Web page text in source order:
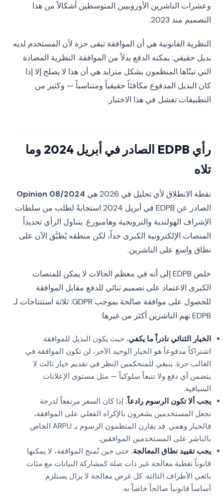
وعشرات الناشرين الأوروبيين المتوسطين أشكالاً من هذا
التصميم منذ 2023.
النظرية القانونية هي أن الموافقة تبقى حرة لأن المستخدم لديه
بديل حقيقي: يمكنه الدفع بدلاً من الموافقة. النظرية المضادة
التي تبنّاها المنظمون بشكل متزايد هي أن هذا لا يصلح إلا إذا
كان البديل المدفوع مكافئاً حقيقياً ومتناسباً — وكثير من
التطبيقات تفشل في هذا الاختبار.
رأي EDPB الصادر في أبريل 2024 وما
تلاه
نقطة الانطلاق لأي تحليل في 2026 هي
Opinion 08/2024
الصادر عن EDPB في أبريل 2024 استجابةً لطلب من سلطات
الإشراف الهولندية والنرويجية وهامبورغ. يتناول الرأي تحديداً
المنصات الإلكترونية الكبرى جداً، لكن منطقه يُطبَّق الآن على
نطاق واسع على الناشرين.
خلص EDPB إلى أنه في معظم الحالات لا يمكن للمنصات
الكبرى الاعتماد على تصميم ثنائي للدفع مقابل الموافقة
للحصول على موافقة صالحة بموجب GDPR. ثلاثة استنتاجات لـ
EDPB تهم الناشرين أكثر من غيرها:
الخيار الثنائي نادراً ما يكفي. حيث يكون البديل للموافقة
اشتراكاً مدفوعاً هو الخيار الوحيد الآخر، لن تكون الموافقة في
الغالب حرة. ينبغي للمتحكمين النظر في تقديم خيار ثالث لا
يتضمن أي دفع ولا تتبعاً سلوكياً — مثل مستوى الإعلانات
السياقية.
يجب ألا تكون الرسوم رادعاً. إذا كان السعر مرتفعاً لدرجة
تجعل المستخدمين يشعرون بالإكراه الفعلي على الموافقة،
فالخيار وهمي. قد يقارن المنظمون الرسوم بـ ARPU الخاص
بالناشر على المستخدمين الموافقين.
يجب تقييد نطاق المعالجة. حتى حين تُمنح الموافقة، لا يمكنها
قانوناً تغطية معالجة غير ذات صلة كمشاركة البيانات مع مئات
بائعي الأطراف الثالثة. كل غرض معالجة لا يزال يستلزم
أساساً قانونياً صالحاً خاصاً به.